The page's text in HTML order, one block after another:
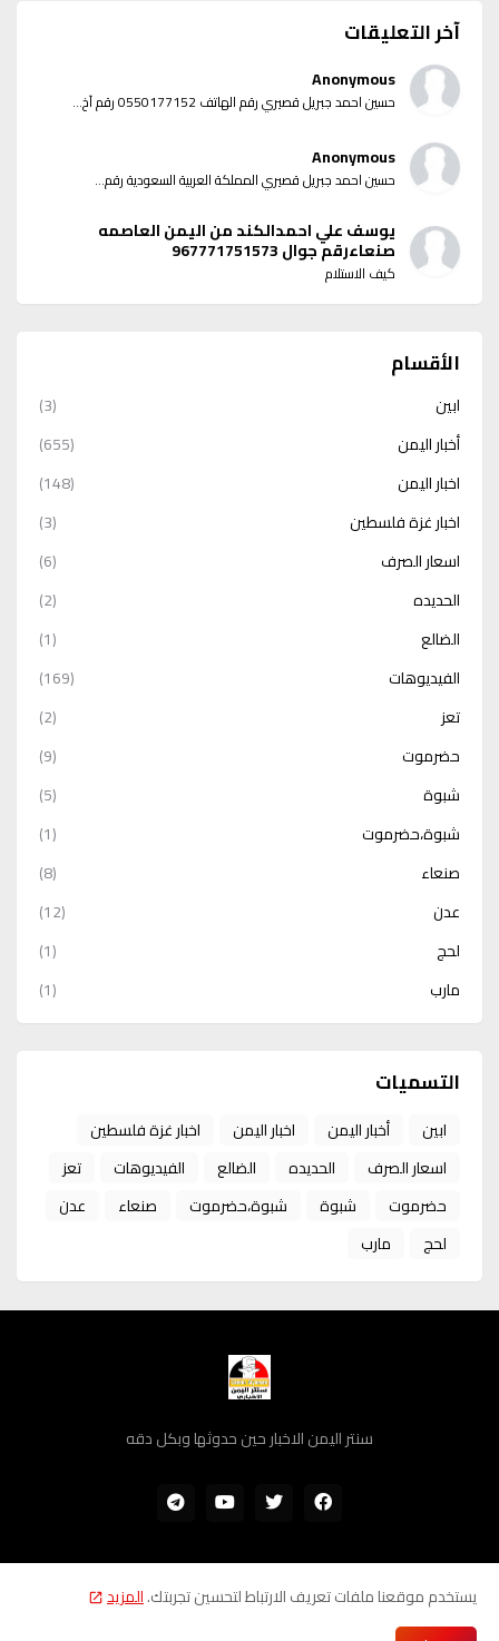
آخر التعليقات
Anonymous
حسين احمد جبريل قصيري رقم الهاتف 0550177152 رقم آخ...
Anonymous
حسين احمد جبريل قصيري المملكة العربية السعودية رقم...
يوسف علي احمدالكند من اليمن العاصمه
صنعاءرقم جوال 967771751573
كيف الاستلام
الأقسام
ابين
(3)
أخبار اليمن
(655)
اخبار اليمن
(148)
اخبار غزة فلسطين
(3)
اسعار الصرف
(6)
الحديده
(2)
الضالع
(1)
الفيديوهات
(169)
تعز
(2)
حضرموت
(9)
شبوة
(5)
شبوة،حضرموت
(1)
صنعاء
(8)
عدن
(12)
لحج
(1)
مارب
(1)
التسميات
ابين أخبار اليمن اخبار اليمن
اخبار غزة فلسطين
اسعار الصرف
الحديده الضالع الفيديوهات
تعز
حضرموت
شبوة شبوة،حضرموت صنعاء
عدن
لحج
مارب
سنتر اليمن الاخبار حين حدوثها وبكل دقه
سياسة الخصوصية من نحن اتصل بنايستخدم موقعنا ملفات تعريف الارتباط لتحسين تجربتك.المزيد